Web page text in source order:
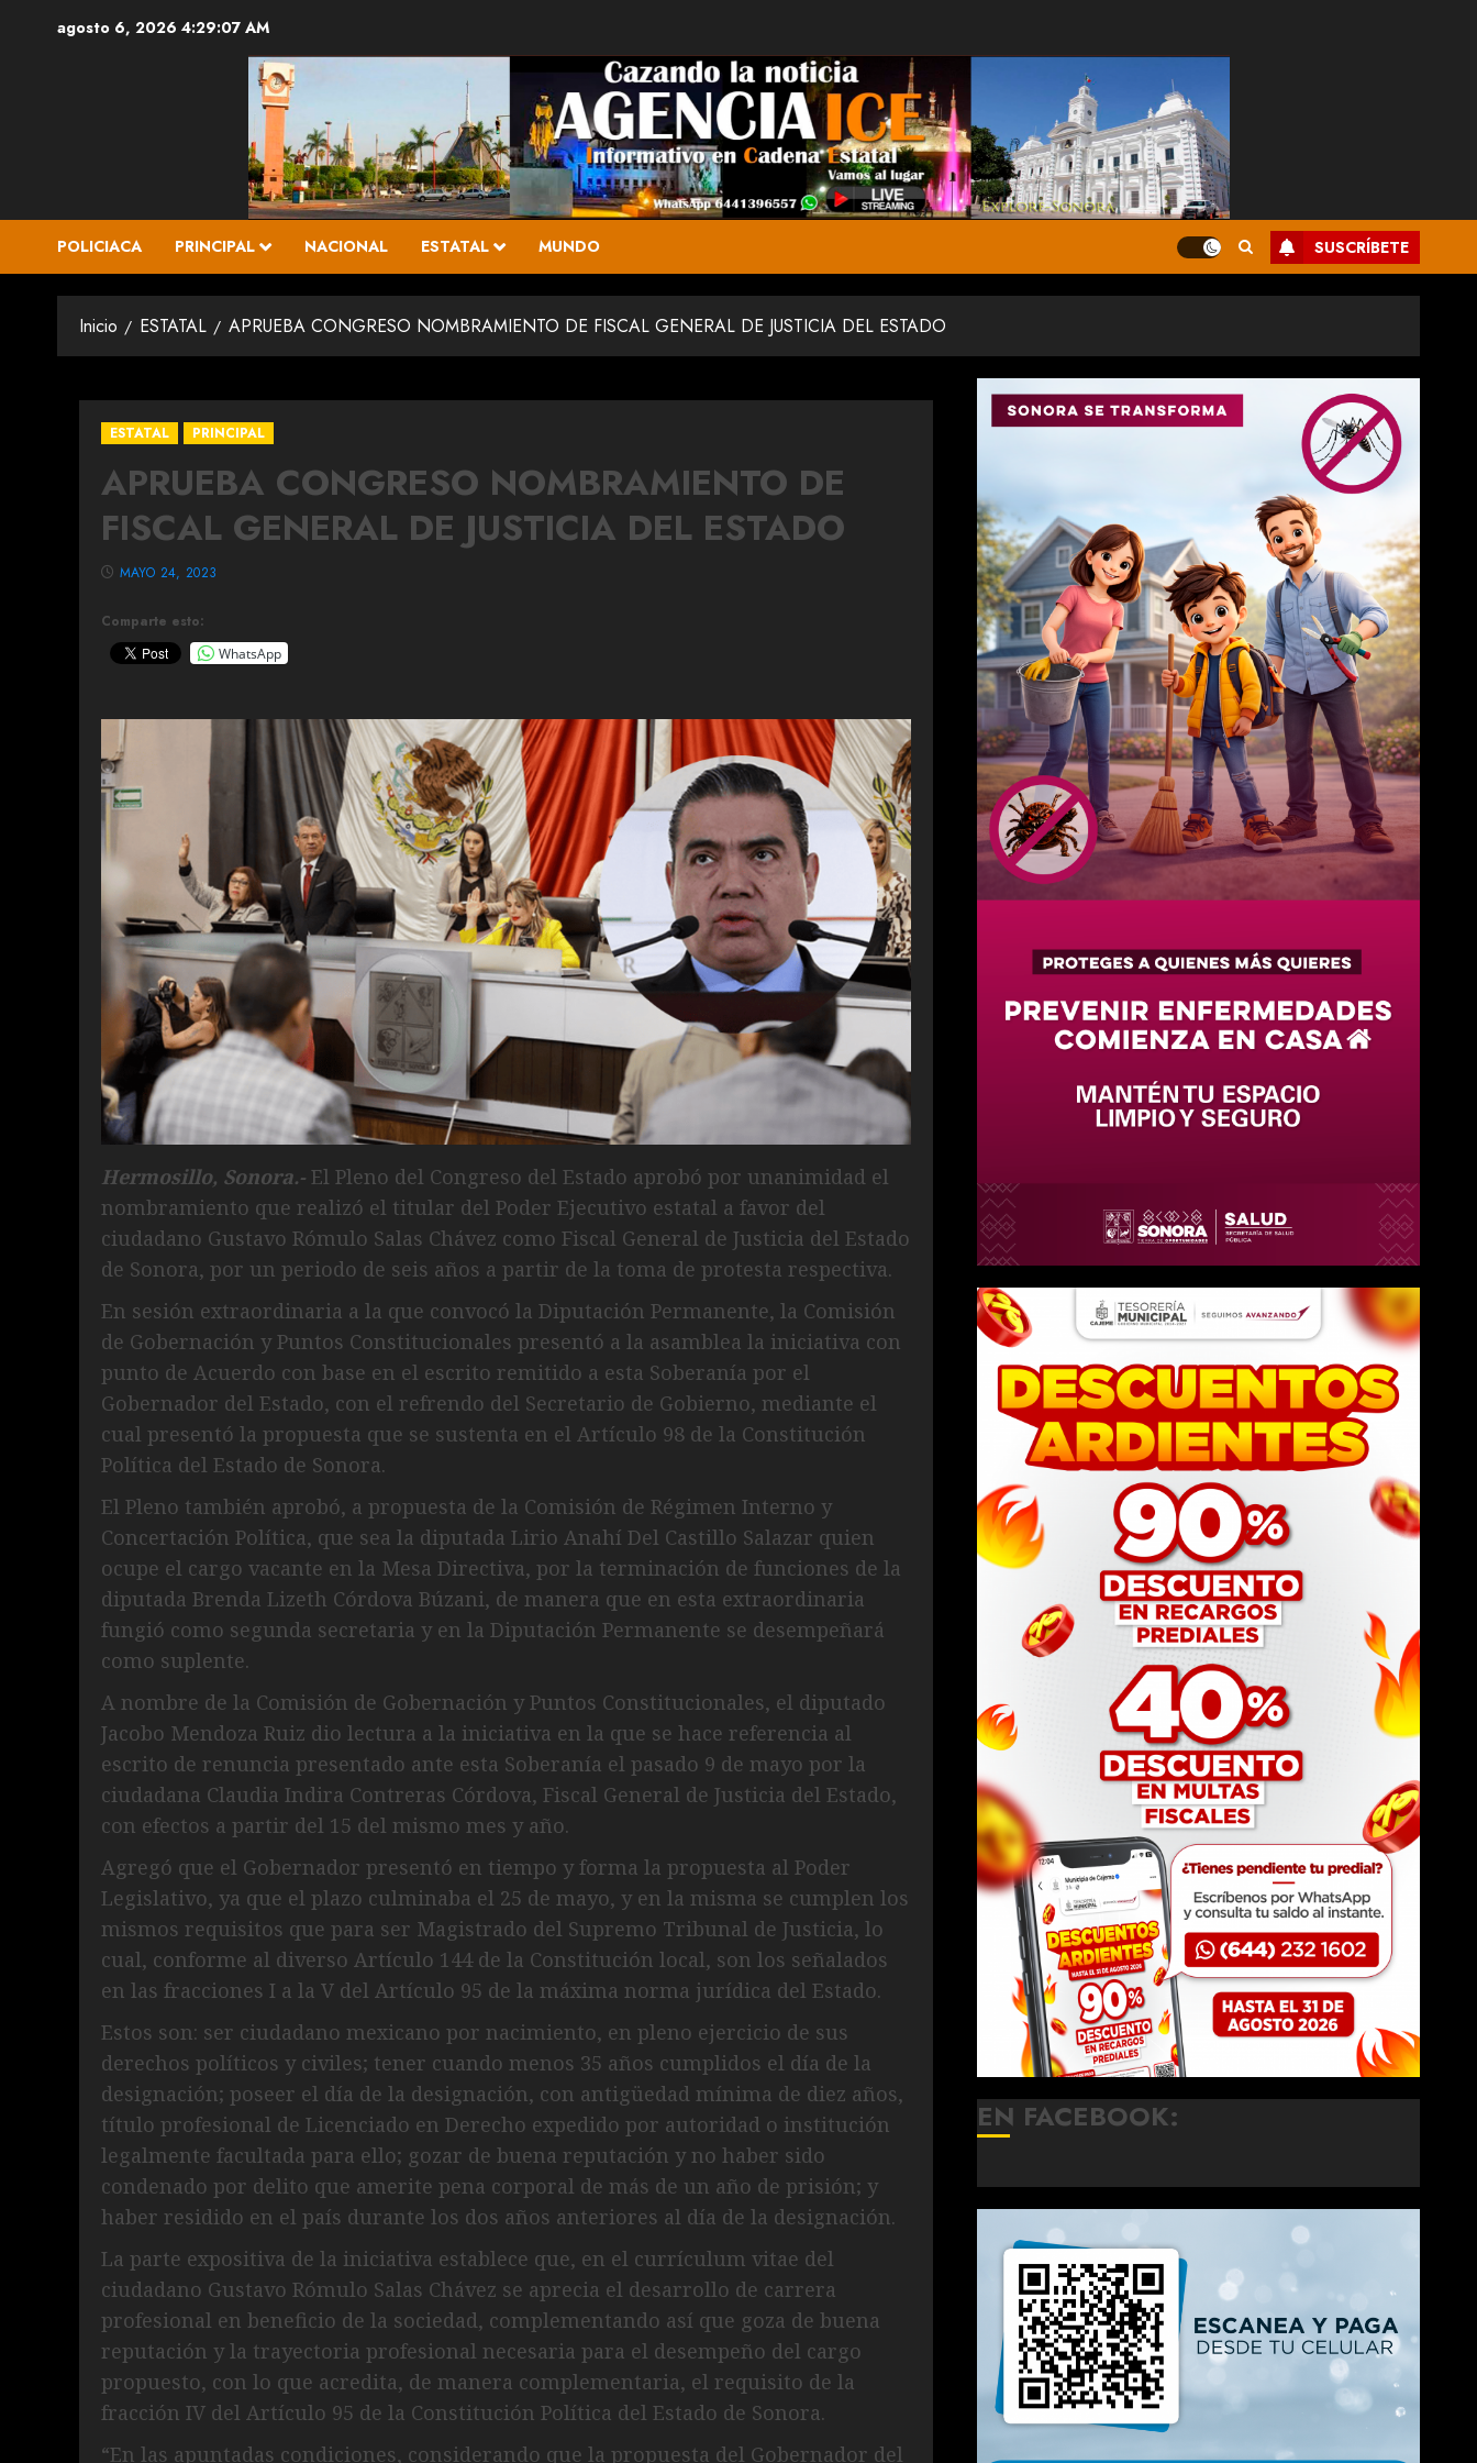
agosto 6, 2026 4:29:09 AM
POLICIACA PRINCIPAL NACIONAL ESTATAL MUNDO SUSCRÍBETE
Inicio ESTATAL APRUEBA CONGRESO NOMBRAMIENTO DE FISCAL GENERAL DE JUSTICIA DEL ESTADO
ESTATAL PRINCIPAL
APRUEBA CONGRESO NOMBRAMIENTO DE
FISCAL GENERAL DE JUSTICIA DEL ESTADO
Comparte esto:
WhatsApp
MAYO 24, 2023
Hermosillo, Sonora.- El Pleno del Congreso del Estado aprobó por unanimidad el
nombramiento que realizó el titular del Poder Ejecutivo estatal a favor del
ciudadano Gustavo Rómulo Salas Chávez como Fiscal General de Justicia del Estado
de Sonora, por un periodo de seis años a partir de la toma de protesta respectiva.
En sesión extraordinaria a la que convocó la Diputación Permanente, la Comisión
de Gobernación y Puntos Constitucionales presentó a la asamblea la iniciativa con
punto de Acuerdo con base en el escrito remitido a esta Soberanía por el
Gobernador del Estado, con el refrendo del Secretario de Gobierno, mediante el
cual presentó la propuesta que se sustenta en el Artículo 98 de la Constitución
Política del Estado de Sonora.
El Pleno también aprobó, a propuesta de la Comisión de Régimen Interno y
Concertación Política, que sea la diputada Lirio Anahí Del Castillo Salazar quien
ocupe el cargo vacante en la Mesa Directiva, por la terminación de funciones de la
diputada Brenda Lizeth Córdova Búzani, de manera que en esta extraordinaria
fungió como segunda secretaria y en la Diputación Permanente se desempeñará
como suplente.
A nombre de la Comisión de Gobernación y Puntos Constitucionales, el diputado
Jacobo Mendoza Ruiz dio lectura a la iniciativa en la que se hace referencia al
escrito de renuncia presentado ante esta Soberanía el pasado 9 de mayo por la
ciudadana Claudia Indira Contreras Córdova, Fiscal General de Justicia del Estado,
con efectos a partir del 15 del mismo mes y año.
Agregó que el Gobernador presentó en tiempo y forma la propuesta al Poder
Legislativo, ya que el plazo culminaba el 25 de mayo, y en la misma se cumplen los
mismos requisitos que para ser Magistrado del Supremo Tribunal de Justicia, lo
cual, conforme al diverso Artículo 144 de la Constitución local, son los señalados
en las fracciones I a la V del Artículo 95 de la máxima norma jurídica del Estado.
Estos son: ser ciudadano mexicano por nacimiento, en pleno ejercicio de sus
derechos políticos y civiles; tener cuando menos 35 años cumplidos el día de la
designación; poseer el día de la designación, con antigüedad mínima de diez años,
título profesional de Licenciado en Derecho expedido por autoridad o institución
legalmente facultada para ello; gozar de buena reputación y no haber sido
condenado por delito que amerite pena corporal de más de un año de prisión; y
haber residido en el país durante los dos años anteriores al día de la designación.
La parte expositiva de la iniciativa establece que, en el currículum vitae del
ciudadano Gustavo Rómulo Salas Chávez se aprecia el desarrollo de carrera
profesional en beneficio de la sociedad, complementando así que goza de buena
reputación y la trayectoria profesional necesaria para el desempeño del cargo
propuesto, con lo que acredita, de manera complementaria, el requisito de la
fracción IV del Artículo 95 de la Constitución Política del Estado de Sonora.
“En las apuntadas condiciones, considerando que la propuesta del Gobernador del
EN FACEBOOK: